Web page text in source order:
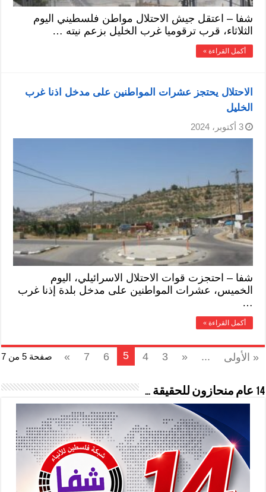
شفا – اعتقل جيش الاحتلال مواطن فلسطيني اليوم
الثلاثاء، قرب ترقوميا غرب الخليل بزعم نيته …
أكمل القراءة »
الاحتلال يحتجز عشرات المواطنين على مدخل اذنا غرب
الخليل
3 أكتوبر، 2024
شفا – احتجزت قوات الاحتلال الاسرائيلي، اليوم
الخميس، عشرات المواطنين على مدخل بلدة إذنا غرب
…
أكمل القراءة »
صفحة 5 من 7 « الأولى ...
«
3
4
5
6
7
»
14 عام منحازون للحقيقة …